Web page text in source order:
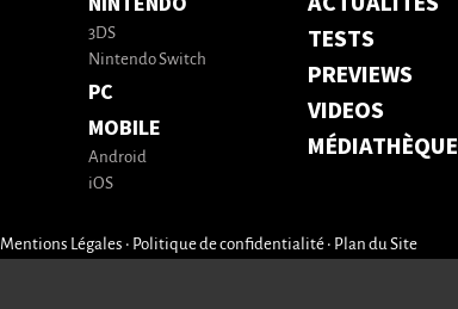
3DS
Nintendo Switch
PC
MOBILE
Android
iOS
TESTS
PREVIEWS
VIDEOS
MÉDIATHÈQUE
Mentions Légales • Politique de confidentialité• Plan du Site